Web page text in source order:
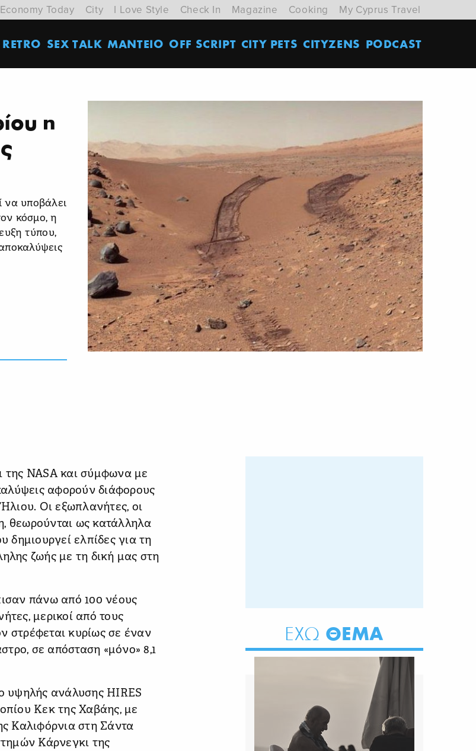
Economy Today City I Love Style Check In Magazine Cooking My Cyprus Travel
RETRO SEX TALK ΜΑΝΤΕΙΟ OFF SCRIPT CITY PETS CITYZENS PODCAST
η
να υποβάλει
κόσμο, η
τύπου,
NASA και σύμφωνα με
αφορούν διάφορους
Οι εξωπλανήτες, οι
θεωρούνται ως κατάλληλα
ελπίδες για τη
ζωής με τη δική μας στη
πάνω από 100 νέους
μερικοί από τους
στρέφεται κυρίως σε έναν
σε απόσταση «μόνο» 8,1
υψηλής ανάλυσης HIRES
Κεκ της Χαβάης, με
Καλιφόρνια στη Σάντα
Κάρνεγκι της
ΕΧΩ ΘΕΜΑ